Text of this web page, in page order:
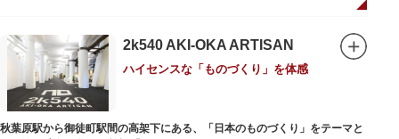
例年延べ330万人近い人出となります。不忍池（しのばずのいけ）は江戸時
ので、バードウォッチングを楽しむ人の姿も見られるスポットです。
美術館や博物館で国内外の芸術作品や文化・自然科学に触れたり、歴史の薫
りを感じながら史跡巡りを楽しんではいかがでしょうか。1日では見てまわ
りきれないほどの魅力にあふれた公園です。
2k540 AKI-OKA ARTISAN
ハイセンスな「ものづくり」を体感
秋葉原駅から御徒町駅間の高架下にある、「日本のものづくり」をテーマと